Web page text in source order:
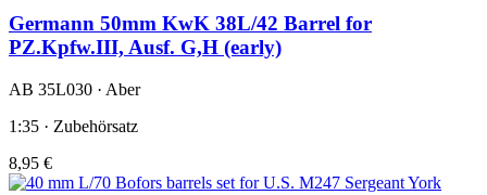
Germann 50mm KwK 38L/42 Barrel for
PZ.Kpfw.III, Ausf. G,H (early)
AB 35L030 · Aber
1:35 · Zubehörsatz
8,95 €